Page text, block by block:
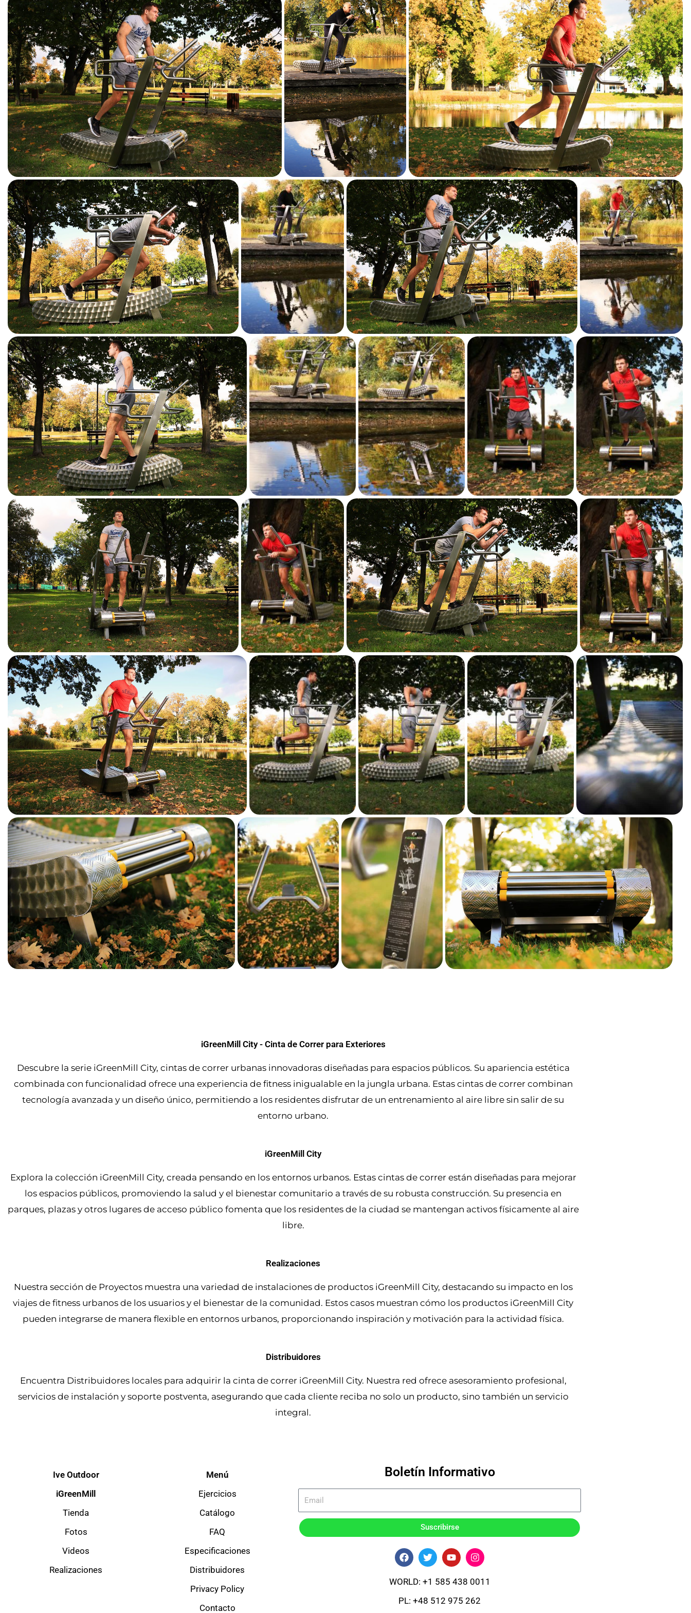
iGreenMill City - Cinta de Correr para Exteriores
Descubre la serie iGreenMill City, cintas de correr urbanas innovadoras diseñadas para espacios públicos. Su apariencia estética
combinada con funcionalidad ofrece una experiencia de fitness inigualable en la jungla urbana. Estas cintas de correr combinan
tecnología avanzada y un diseño único, permitiendo a los residentes disfrutar de un entrenamiento al aire libre sin salir de su
entorno urbano.
iGreenMill City
Explora la colección iGreenMill City, creada pensando en los entornos urbanos. Estas cintas de correr están diseñadas para mejorar
los espacios públicos, promoviendo la salud y el bienestar comunitario a través de su robusta construcción. Su presencia en
parques, plazas y otros lugares de acceso público fomenta que los residentes de la ciudad se mantengan activos físicamente al aire
libre.
Realizaciones
Nuestra sección de Proyectos muestra una variedad de instalaciones de productos iGreenMill City, destacando su impacto en los
viajes de fitness urbanos de los usuarios y el bienestar de la comunidad. Estos casos muestran cómo los productos iGreenMill City
pueden integrarse de manera flexible en entornos urbanos, proporcionando inspiración y motivación para la actividad física.
Distribuidores
Encuentra Distribuidores locales para adquirir la cinta de correr iGreenMill City. Nuestra red ofrece asesoramiento profesional,
servicios de instalación y soporte postventa, asegurando que cada cliente reciba no solo un producto, sino también un servicio
integral.
Ive Outdoor
iGreenMill
Tienda
Fotos
Videos
Realizaciones
Menú
Ejercicios
Catálogo
FAQ
Especificaciones
Distribuidores
Privacy Policy
Contacto
Boletín Informativo
Suscribirse
F
a
e
o
T
w
t
e
Y
o
t
b
I
n
t
g
WORLD: +1 585 438 0011
PL: +48 512 975 262